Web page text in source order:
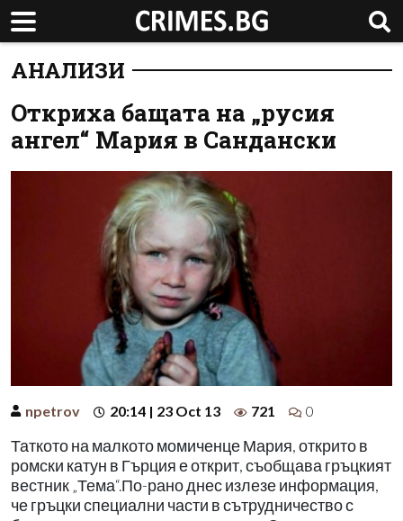
АНАЛИЗИ
Откриха бащата на „русия
ангел“ Мария в Сандански
npetrov 20:14 | 23 Oct 13 721 0
Таткото на малкото момиченце Мария, открито в
ромски катун в Гърция е открит, съобщава гръцкият
вестник „Тема“.По-рано днес излезе информация,
че гръцки специални части в сътрудничество с